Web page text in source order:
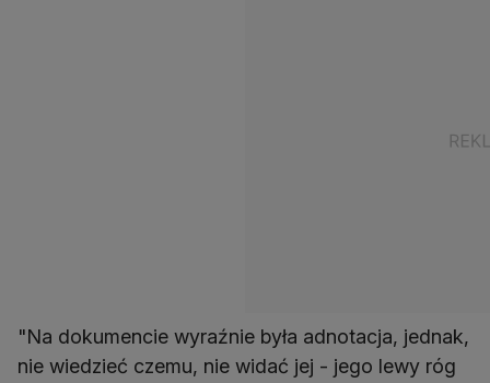
"Na dokumencie wyraźnie była adnotacja, jednak,
nie wiedzieć czemu, nie widać jej - jego lewy róg